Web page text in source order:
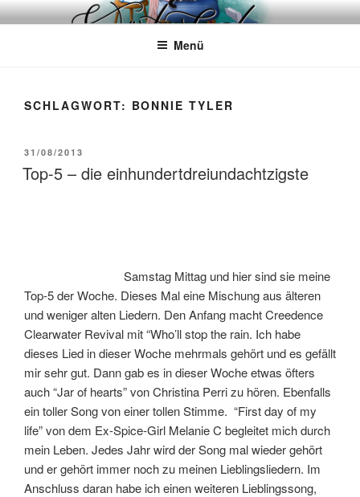
Zum
InhaltWÖRTERKATZE
Von Büchern erzählen
Menü
SCHLAGWORT: BONNIE TYLER
VERÖFFENTLICHT
AM
31/08/2013
Top-5 – die einhundertdreiundachtzigste
Samstag Mittag und hier sind sie meine
Top-5 der Woche. Dieses Mal eine Mischung aus älteren
und weniger alten Liedern. Den Anfang macht Creedence
Clearwater Revival mit “Who’ll stop the rain. Ich habe
dieses Lied in dieser Woche mehrmals gehört und es gefällt
mir sehr gut. Dann gab es in dieser Woche etwas öfters
auch “Jar of hearts” von Christina Perri zu hören. Ebenfalls
ein toller Song von einer tollen Stimme. “First day of my
life” von dem Ex-Spice-Girl Melanie C begleitet mich durch
mein Leben. Jedes Jahr wird der Song mal wieder gehört
und er gehört immer noch zu meinen Lieblingsliedern. Im
Anschluss daran habe ich einen weiteren Lieblingssong,